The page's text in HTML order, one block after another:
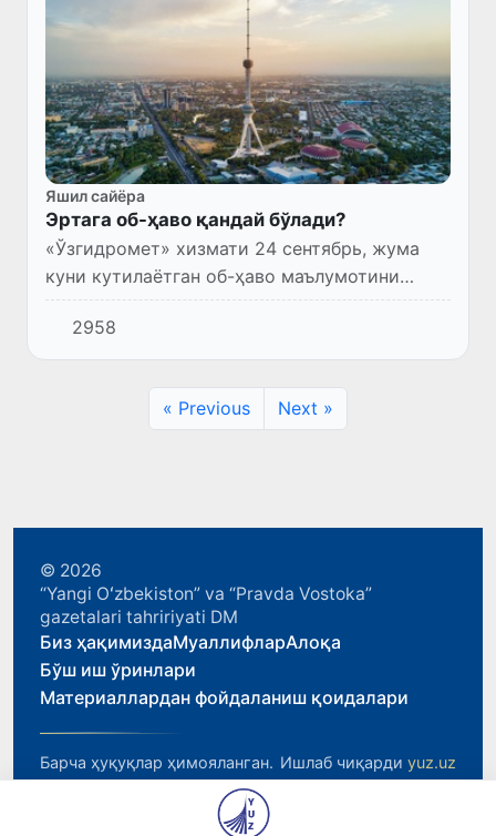
Яшил сайёра
Эртага об-ҳаво қандай бўлади?
«Ўзгидромет» хизмати 24 сентябрь, жума
куни кутилаётган об-ҳаво маълумотини
эълон қилди.
2958
« Previous Next »
© 2026
“Yangi Oʻzbekiston” va “Pravda Vostoka”
gazetalari tahririyati DM
Биз ҳақимиздаМуаллифларАлоқа
Бўш иш ўринлари
Материаллардан фойдаланиш қоидалари
Барча ҳуқуқлар ҳимояланган. Ишлаб чиқарди yuz.uz